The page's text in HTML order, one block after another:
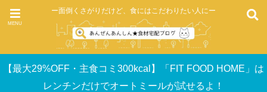
MENU
ー面倒くさがりだけど、食にはこだわりたい人にー
【最大29%OFF・主食コミ300kcal】「FIT FOOD HOME」は
レンチンだけでオートミールが試せるよ！